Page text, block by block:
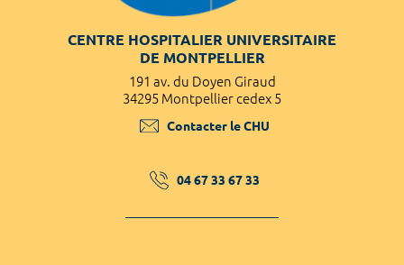
CENTRE HOSPITALIER UNIVERSITAIRE
DE MONTPELLIER
191 av. du Doyen Giraud
34295 Montpellier cedex 5
Contacter le CHU
04 67 33 67 33